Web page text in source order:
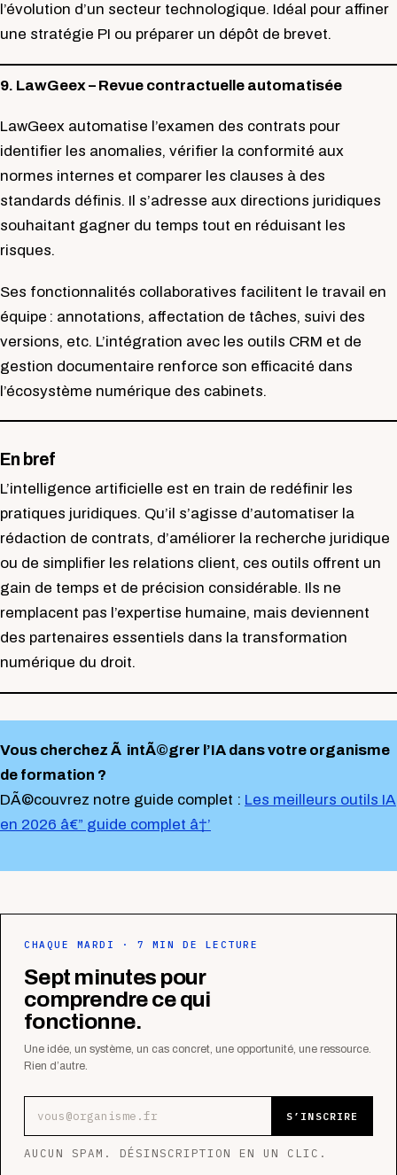
l’évolution d’un secteur technologique. Idéal pour affiner
une stratégie PI ou préparer un dépôt de brevet.
9. LawGeex – Revue contractuelle automatisée
LawGeex automatise l’examen des contrats pour
identifier les anomalies, vérifier la conformité aux
normes internes et comparer les clauses à des
standards définis. Il s’adresse aux directions juridiques
souhaitant gagner du temps tout en réduisant les
risques.
Ses fonctionnalités collaboratives facilitent le travail en
équipe : annotations, affectation de tâches, suivi des
versions, etc. L’intégration avec les outils CRM et de
gestion documentaire renforce son efficacité dans
l’écosystème numérique des cabinets.
En bref
L’intelligence artificielle est en train de redéfinir les
pratiques juridiques. Qu’il s’agisse d’automatiser la
rédaction de contrats, d’améliorer la recherche juridique
ou de simplifier les relations client, ces outils offrent un
gain de temps et de précision considérable. Ils ne
remplacent pas l’expertise humaine, mais deviennent
des partenaires essentiels dans la transformation
numérique du droit.
Vous cherchez Ã intÃ©grer l’IA dans votre organisme
de formation ?
DÃ©couvrez notre guide complet : Les meilleurs outils IA
en 2026 â€” guide complet â†’
CHAQUE MARDI · 7 MIN DE LECTURE
Sept minutes pour
comprendre ce qui
fonctionne.
Une idée, un système, un cas concret, une opportunité, une ressource.
Rien d’autre.
S’INSCRIRE
AUCUN SPAM. DÉSINSCRIPTION EN UN CLIC.